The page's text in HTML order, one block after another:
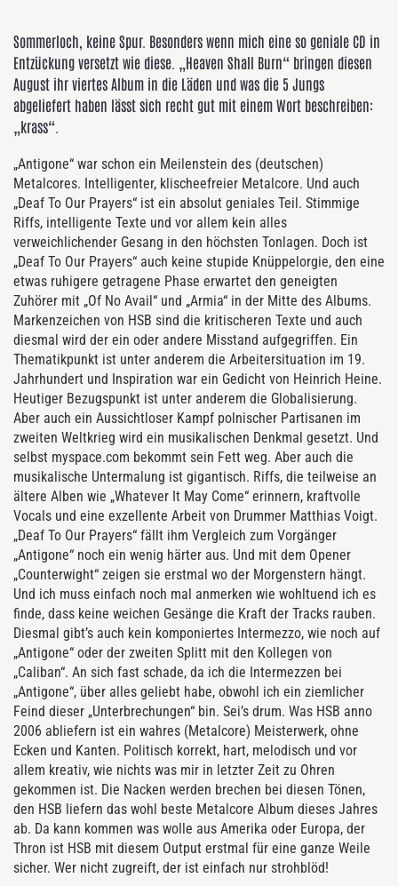
Sommerloch, keine Spur. Besonders wenn mich eine so geniale CD in
Entzückung versetzt wie diese. „Heaven Shall Burn“ bringen diesen
August ihr viertes Album in die Läden und was die 5 Jungs
abgeliefert haben lässt sich recht gut mit einem Wort beschreiben:
„krass“.
„Antigone“ war schon ein Meilenstein des (deutschen)
Metalcores. Intelligenter, klischeefreier Metalcore. Und auch
„Deaf To Our Prayers“ ist ein absolut geniales Teil. Stimmige
Riffs, intelligente Texte und vor allem kein alles
verweichlichender Gesang in den höchsten Tonlagen. Doch ist
„Deaf To Our Prayers“ auch keine stupide Knüppelorgie, den eine
etwas ruhigere getragene Phase erwartet den geneigten
Zuhörer mit „Of No Avail“ und „Armia“ in der Mitte des Albums.
Markenzeichen von HSB sind die kritischeren Texte und auch
diesmal wird der ein oder andere Misstand aufgegriffen. Ein
Thematikpunkt ist unter anderem die Arbeitersituation im 19.
Jahrhundert und Inspiration war ein Gedicht von Heinrich Heine.
Heutiger Bezugspunkt ist unter anderem die Globalisierung.
Aber auch ein Aussichtloser Kampf polnischer Partisanen im
zweiten Weltkrieg wird ein musikalischen Denkmal gesetzt. Und
selbst myspace.com bekommt sein Fett weg. Aber auch die
musikalische Untermalung ist gigantisch. Riffs, die teilweise an
ältere Alben wie „Whatever It May Come“ erinnern, kraftvolle
Vocals und eine exzellente Arbeit von Drummer Matthias Voigt.
„Deaf To Our Prayers“ fällt ihm Vergleich zum Vorgänger
„Antigone“ noch ein wenig härter aus. Und mit dem Opener
„Counterwight“ zeigen sie erstmal wo der Morgenstern hängt.
Und ich muss einfach noch mal anmerken wie wohltuend ich es
finde, dass keine weichen Gesänge die Kraft der Tracks rauben.
Diesmal gibt’s auch kein komponiertes Intermezzo, wie noch auf
„Antigone“ oder der zweiten Splitt mit den Kollegen von
„Caliban“. An sich fast schade, da ich die Intermezzen bei
„Antigone“, über alles geliebt habe, obwohl ich ein ziemlicher
Feind dieser „Unterbrechungen“ bin. Sei’s drum. Was HSB anno
2006 abliefern ist ein wahres (Metalcore) Meisterwerk, ohne
Ecken und Kanten. Politisch korrekt, hart, melodisch und vor
allem kreativ, wie nichts was mir in letzter Zeit zu Ohren
gekommen ist. Die Nacken werden brechen bei diesen Tönen,
den HSB liefern das wohl beste Metalcore Album dieses Jahres
ab. Da kann kommen was wolle aus Amerika oder Europa, der
Thron ist HSB mit diesem Output erstmal für eine ganze Weile
sicher. Wer nicht zugreift, der ist einfach nur strohblöd!